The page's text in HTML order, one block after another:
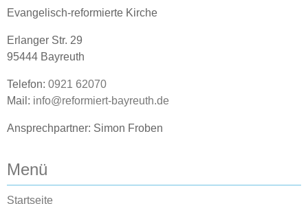
Evangelisch-reformierte Kirche
Erlanger Str. 29
95444 Bayreuth
Telefon: 0921 62070
Mail: info@reformiert-bayreuth.de
Ansprechpartner: Simon Froben
Menü
Startseite